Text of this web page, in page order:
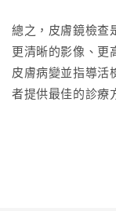
總之，皮膚鏡檢查
更清晰的影像、更
皮膚病變並指導活
者提供最佳的診療